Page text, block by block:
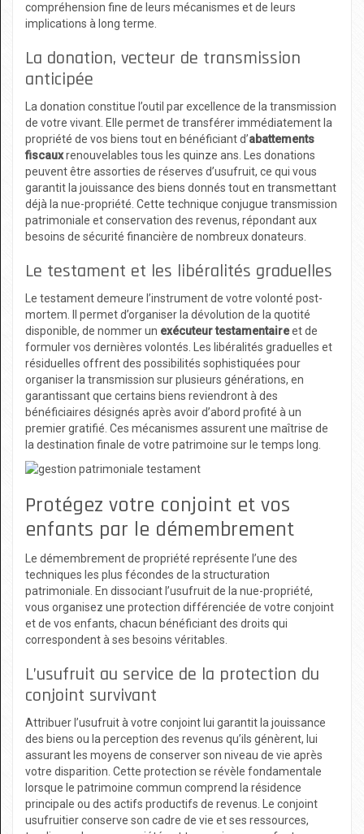
compréhension fine de leurs mécanismes et de leurs
implications à long terme.
La donation, vecteur de transmission
anticipée
La donation constitue l’outil par excellence de la transmission
de votre vivant. Elle permet de transférer immédiatement la
propriété de vos biens tout en bénéficiant d’abattements
fiscauxrenouvelables tous les quinze ans. Les donations
peuvent être assorties de réserves d’usufruit, ce qui vous
garantit la jouissance des biens donnés tout en transmettant
déjà la nue-propriété. Cette technique conjugue transmission
patrimoniale et conservation des revenus, répondant aux
besoins de sécurité financière de nombreux donateurs.
Le testament et les libéralités graduelles
Le testament demeure l’instrument de votre volonté post-
mortem. Il permet d’organiser la dévolution de la quotité
disponible, de nommer un exécuteur testamentaireet de
formuler vos dernières volontés. Les libéralités graduelles et
résiduelles offrent des possibilités sophistiquées pour
organiser la transmission sur plusieurs générations, en
garantissant que certains biens reviendront à des
bénéficiaires désignés après avoir d’abord profité à un
premier gratifié. Ces mécanismes assurent une maîtrise de
la destination finale de votre patrimoine sur le temps long.
Protégez votre conjoint et vos
enfants par le démembrement
Le démembrement de propriété représente l’une des
techniques les plus fécondes de la structuration
patrimoniale. En dissociant l’usufruit de la nue-propriété,
vous organisez une protection différenciée de votre conjoint
et de vos enfants, chacun bénéficiant des droits qui
correspondent à ses besoins véritables.
L’usufruit au service de la protection du
conjoint survivant
Attribuer l’usufruit à votre conjoint lui garantit la jouissance
des biens ou la perception des revenus qu’ils génèrent, lui
assurant les moyens de conserver son niveau de vie après
votre disparition. Cette protection se révèle fondamentale
lorsque le patrimoine commun comprend la résidence
principale ou des actifs productifs de revenus. Le conjoint
usufruitier conserve son cadre de vie et ses ressources,